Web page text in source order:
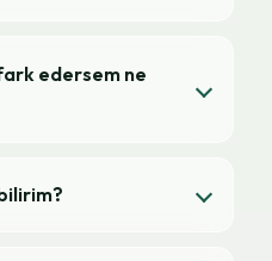
edersem ne